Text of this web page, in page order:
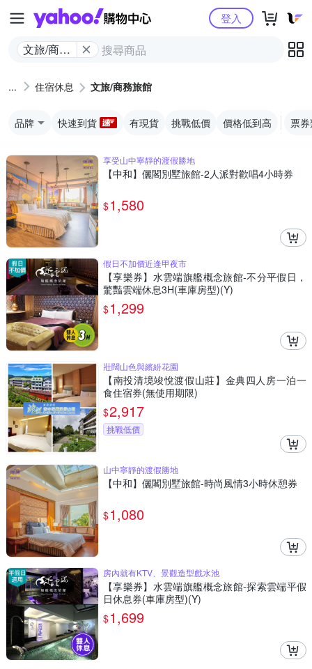
Yahoo購物中心
文旅/商務
登入
住宿休息 文旅/商務旅館
品牌 快速到貨 有現貨 挑戰低價 價格低到高 票
享受山中寧靜的渡假勝地
【中和】儷閣別墅旅館-2人派對歡唱4小時券
$1,580
假日不加價近逢甲夜市
【享樂券】水雲端旗艦概念旅館-不分平假日，
驚豔雲端休息3H(車庫房型)(Y)
$1,299
壯闊山色與繽紛花園
【南投清境竣悅渡假山莊】金典四人房一泊一
食住宿券(無使用期限)
$2,917
挑戰低價
山中寧靜的渡假勝地
【中和】儷閣別墅旅館-時尚風情3小時休憩券
$1,080
房內就有KTV、景觀造型戲水池
【享樂券】水雲端旗艦概念旅館-探索雲端平假
日休息券(車庫房型)(Y)
$1,699